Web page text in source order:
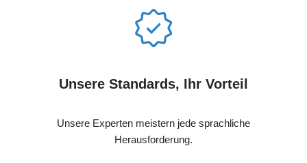
Unsere Standards, Ihr Vorteil
Unsere Experten meistern jede sprachliche
Herausforderung.